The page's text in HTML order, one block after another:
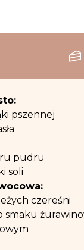
pszennej
pudru
soli
czereśni
smaku